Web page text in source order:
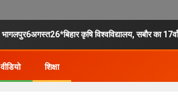
भागलपुर6अगस्त26*बिहार कृषि विश्वविद्यालय, सबौर का
वीडियो शिक्षा